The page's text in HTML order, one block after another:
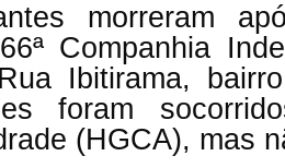
morreram
Companhia
Ibitirama,
foram
(HGCA), mas